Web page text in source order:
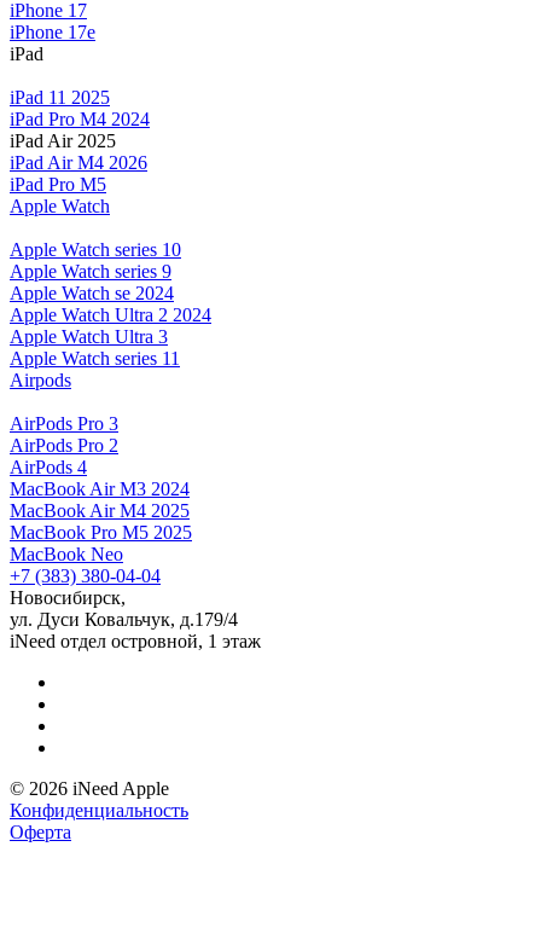
iPhone 17
iPhone 17e
iPad
iPad 11 2025
iPad Pro M4 2024
iPad Air 2025
iPad Air M4 2026
iPad Pro M5
Apple Watch
Apple Watch series 10
Apple Watch series 9
Apple Watch se 2024
Apple Watch Ultra 2 2024
Apple Watch Ultra 3
Apple Watch series 11
Airpods
AirPods Pro 3
AirPods Pro 2
AirPods 4
MacBook Air M3 2024
MacBook Air M4 2025
MacBook Pro M5 2025
MacBook Neo
+7 (383) 380-04-04
Новосибирск,
ул. Дуси Ковальчук, д.179/4
iNeed отдел островной, 1 этаж
© 2026 iNeed Apple
Конфиденциальность
Оферта